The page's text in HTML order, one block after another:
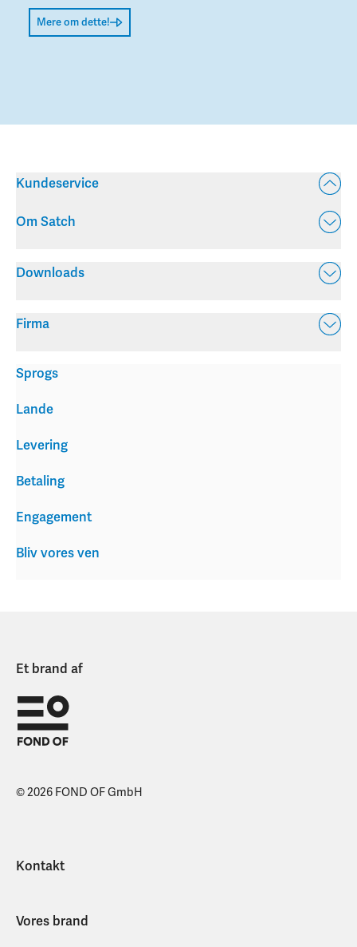
Mere om dette!
Kundeservice
Om Satch
Downloads
Firma
Levering
Betaling
Engagement
Bliv vores ven
Sprogs
Lande
Et brand af
© 2026 FOND OF GmbH
Kontakt
Vores brand